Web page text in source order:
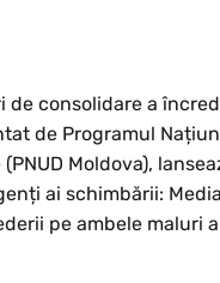
de consolidare a
de Programul
Moldova),
ai schimbării:
pe ambele maluri